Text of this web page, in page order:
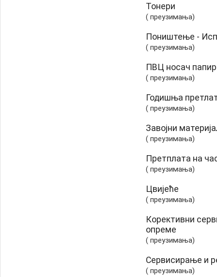
Тонери
( преузимања)
Поништењe -
( преузимања)
ПВЦ носач
( преузимања)
Годишња
( преузимања)
Завојни
( преузимања)
Претплата на
( преузимања)
Цвијеће
( преузимања)
Корективни
опреме
( преузимања)
Сервисирање и
( преузимања)